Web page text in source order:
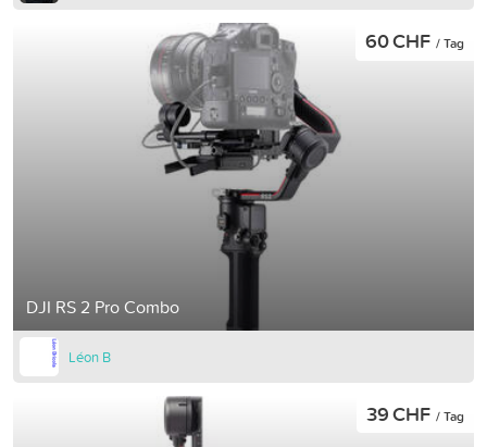
DJI RS 2 Pro Combo
60 CHF / Tag
Léon B
39 CHF / Tag